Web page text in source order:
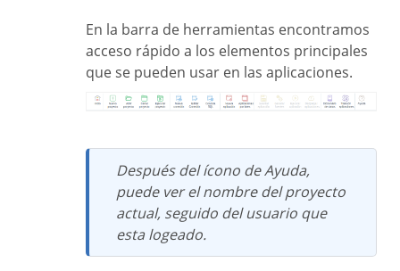
En la barra de herramientas encontramos
acceso rápido a los elementos principales
que se pueden usar en las aplicaciones.
Después del ícono de Ayuda,
puede ver el nombre del proyecto
actual, seguido del usuario que
esta logeado.